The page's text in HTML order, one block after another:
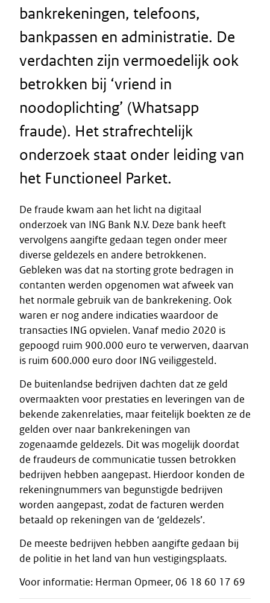
bankrekeningen, telefoons,
bankpassen en administratie. De
verdachten zijn vermoedelijk ook
betrokken bij ‘vriend in
noodoplichting’ (Whatsapp
fraude). Het strafrechtelijk
onderzoek staat onder leiding van
het Functioneel Parket.
De fraude kwam aan het licht na digitaal
onderzoek van ING Bank N.V. Deze bank heeft
vervolgens aangifte gedaan tegen onder meer
diverse geldezels en andere betrokkenen.
Gebleken was dat na storting grote bedragen in
contanten werden opgenomen wat afweek van
het normale gebruik van de bankrekening. Ook
waren er nog andere indicaties waardoor de
transacties ING opvielen. Vanaf medio 2020 is
gepoogd ruim 900.000 euro te verwerven, daarvan
is ruim 600.000 euro door ING veiliggesteld.
De buitenlandse bedrijven dachten dat ze geld
overmaakten voor prestaties en leveringen van de
bekende zakenrelaties, maar feitelijk boekten ze de
gelden over naar bankrekeningen van
zogenaamde geldezels. Dit was mogelijk doordat
de fraudeurs de communicatie tussen betrokken
bedrijven hebben aangepast. Hierdoor konden de
rekeningnummers van begunstigde bedrijven
worden aangepast, zodat de facturen werden
betaald op rekeningen van de ‘geldezels’.
De meeste bedrijven hebben aangifte gedaan bij
de politie in het land van hun vestigingsplaats.
Voor informatie: Herman Opmeer, 06 18 60 17 69